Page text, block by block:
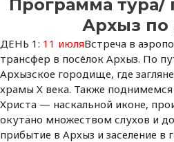
Программа тура/
Архыз по
ДЕНЬ 1: 11 июляВстреча в
трансфер в посёлок Архыз. По
Архызское городище, где
храмы X века. Также
Христа — наскальной иконе,
окутано множеством слухов и
прибытие в Архыз и заселение в